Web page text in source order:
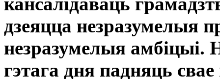
дзеяцца незразумелыя
незразумелыя амбіцыі.
гэтага дня падняць